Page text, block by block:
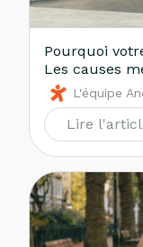
Pourquoi
Les causes
L'équipe
Lire